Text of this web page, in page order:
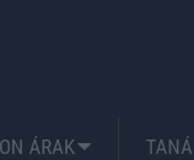
ÁRAK